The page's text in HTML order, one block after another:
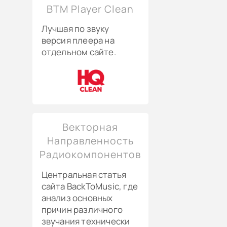
BTM Player Clean
Лучшая по звуку
версия плеера на
отдельном сайте.
Векторная
Направленность
Радиокомпонентов
Центральная статья
сайта BackToMusic, где
анализ основных
причин различного
звучания технически